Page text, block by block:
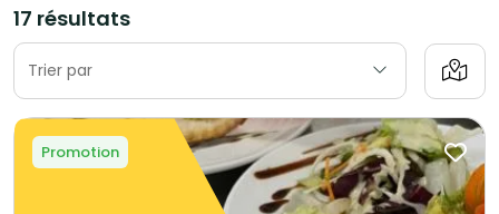
17 résultats
Trier par
Promotion